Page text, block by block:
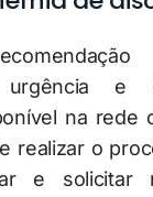
e
na rede
realizar o
e solicitar